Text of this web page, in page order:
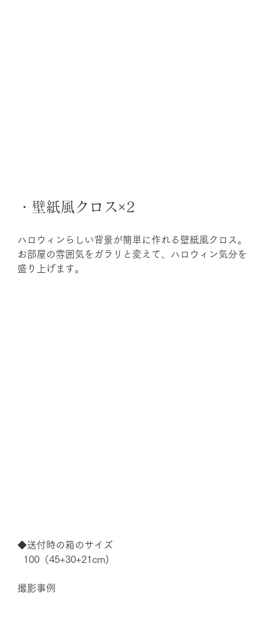
・壁紙風クロス×2
ハロウィンらしい背景が簡単に作れる壁紙風クロス。
お部屋の雰囲気をガラリと変えて、ハロウィン気分を
盛り上げます。
◆送付時の箱のサイズ
100（45+30+21cm)
撮影事例